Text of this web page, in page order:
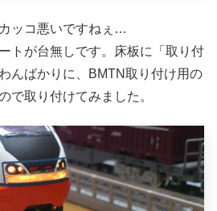
ッコ悪いですねぇ…
トが台無しです。床板に「取り付
んばかりに、BMTN取り付け用の
で取り付けてみました。